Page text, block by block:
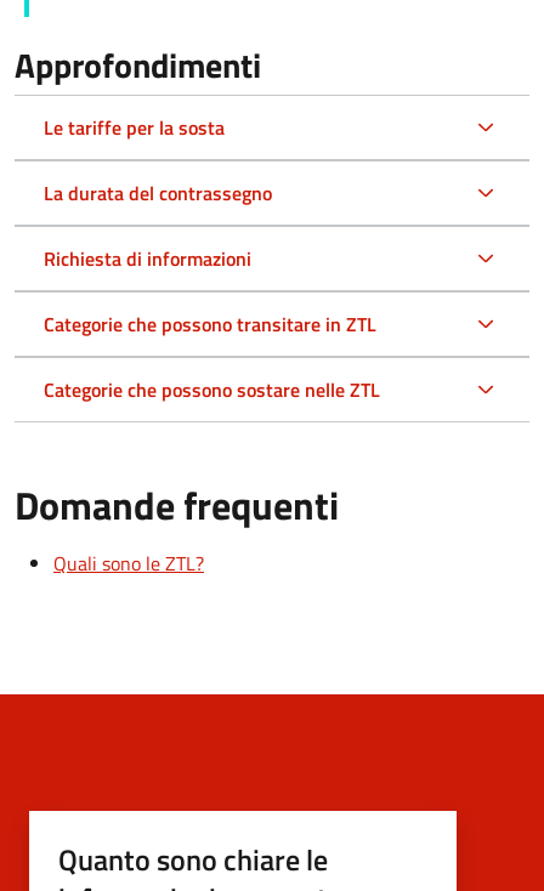
Approfondimenti
Le tariffe per la sosta
La durata del contrassegno
Richiesta di informazioni
Categorie che possono transitare in ZTL
Categorie che possono sostare nelle ZTL
Domande frequenti
Quali sono le ZTL?
Quanto sono chiare le